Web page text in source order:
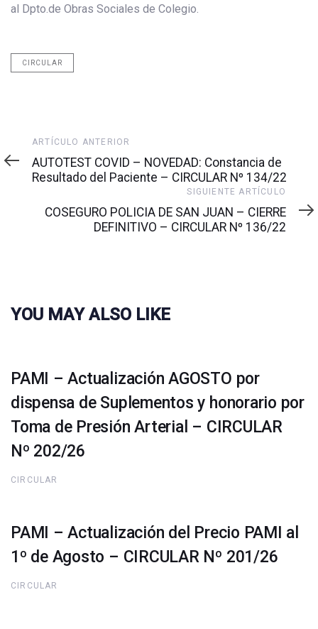
al Dpto.de Obras Sociales de Colegio.
CIRCULAR
Artículo
anterior
ARTÍCULO ANTERIOR
AUTOTEST COVID – NOVEDAD: Constancia de
Resultado del Paciente – CIRCULAR Nº 134/22
artículo
SIGUIENTE ARTÍCULO
COSEGURO POLICIA DE SAN JUAN – CIERRE
DEFINITIVO – CIRCULAR Nº 136/22
YOU MAY ALSO LIKE
PAMI – Actualización AGOSTO por
dispensa de Suplementos y honorario por
Toma de Presión Arterial – CIRCULAR
Nº 202/26
CIRCULAR
PAMI – Actualización del Precio PAMI al
1º de Agosto – CIRCULAR Nº 201/26
CIRCULAR